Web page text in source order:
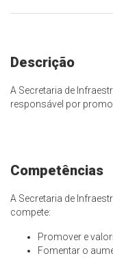
Descrição
A Secretaria de
responsável por
Competências
A Secretaria de
compete:
Promover e
Fomentar o